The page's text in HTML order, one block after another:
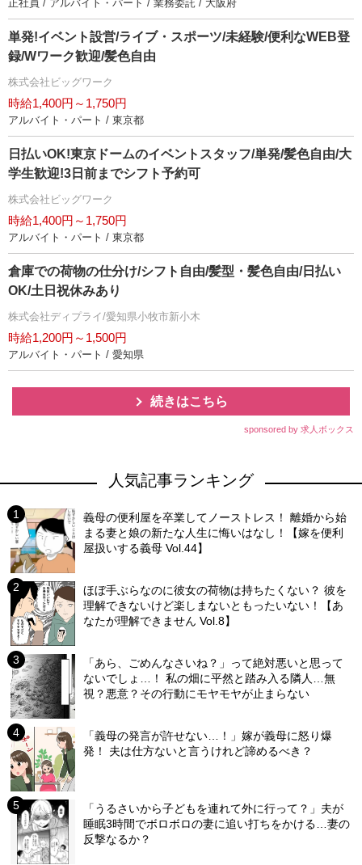
正社員 / アルバイト・パート / 業務委託 / 大阪府
単発!イベント設営/ライブ・スポーツ/未経験/便利なWEB登
録/Wワーク歓迎/髪色自由
株式会社ビッグワーク
時給1,400円～1,750円
アルバイト・パート / 東京都
日払いOK!東京ドームのイベントスタッフ/単発/髪色自由/大
学生歓迎!3日前までシフト予約可
株式会社ビッグワーク
時給1,400円～1,750円
アルバイト・パート / 東京都
倉庫での荷物の仕分け/シフト自由/髪型・髪色自由/日払い
OK/土日祝休みあり
株式会社ディプライ/愛知県小牧市新小木
時給1,200円～1,500円
アルバイト・パート / 愛知県
続きはこちら
sponsored by 求人ボックス
人気記事ランキング
義母の便利屋を卒業してノーストレス！ 離婚から始
まる妻と娘の新たな人生に悔いはなし！【嫁を便利
屋扱いする義母 Vol.44】
ほぼ手ぶらなのに彼女の荷物は持ちたくない？ 彼を
理解できないけど楽しまないともったいない！【あ
なたが理解できません Vol.8】
「あら、ごめんなさいね？」って絶対悪いと思って
ないでしょ…！ 私の畑に平然と踏み入る隣人…無
視？悪意？その行動にモヤモヤが止まらない
「義母の発言が許せない…！」嫁が義母に怒り爆
発！ 夫は仕方ないと言うけれど諦めるべき？
「うるさいから子どもを連れて外に行って？」夫が
睡眠3時間でボロボロの妻に追い打ちをかける…妻の
反撃なるか？